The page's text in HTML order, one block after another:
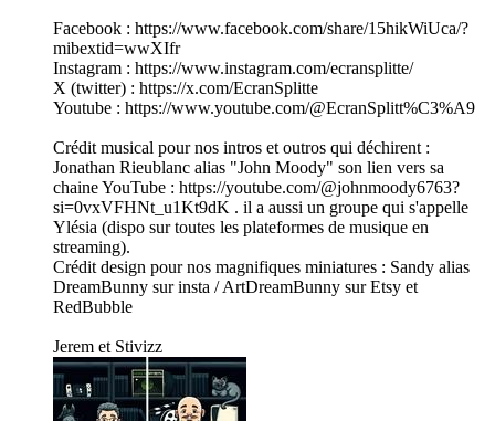
Facebook : https://www.facebook.com/share/15hikWiUca/?
mibextid=wwXIfr
Instagram : https://www.instagram.com/ecransplitte/
X (twitter) : https://x.com/EcranSplitte
Youtube : https://www.youtube.com/@EcranSplitt%C3%A9
Crédit musical pour nos intros et outros qui déchirent :
Jonathan Rieublanc alias "John Moody" son lien vers sa
chaine YouTube : https://youtube.com/@johnmoody6763?
si=0vxVFHNt_u1Kt9dK . il a aussi un groupe qui s'appelle
Ylésia (dispo sur toutes les plateformes de musique en
streaming).
Crédit design pour nos magnifiques miniatures : Sandy alias
DreamBunny sur insta / ArtDreamBunny sur Etsy et
RedBubble
Jerem et Stivizz